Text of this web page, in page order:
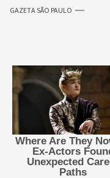
GAZETA SÃO PAULO